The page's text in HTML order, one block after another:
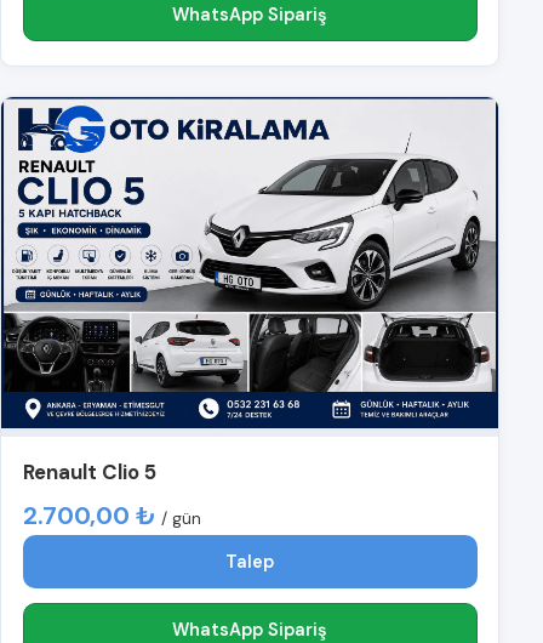
WhatsApp Sipariş
Renault Clio 5
2.700,00 ₺ / gün
Talep
WhatsApp Sipariş